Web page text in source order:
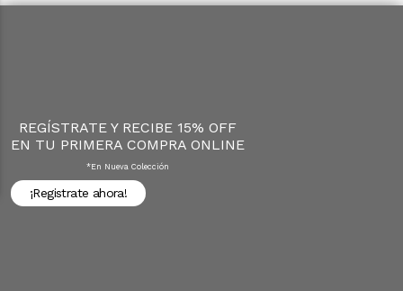
REGÍSTRATE Y RECIBE 15% OFF
EN TU PRIMERA COMPRA ONLINE
*en Nueva Colección
¡Registrate ahora!